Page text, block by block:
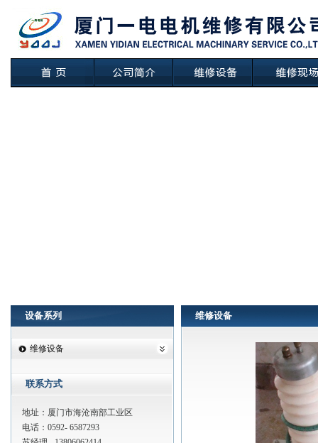
设备系列
维修设备
联系方式
地址：厦门市海沧南部工业区
电话：0592- 6587293
维修设备